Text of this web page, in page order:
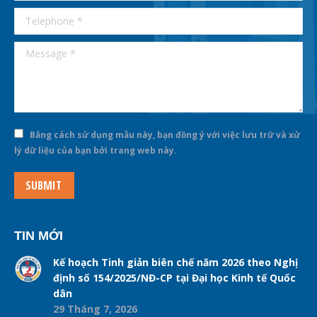
Telephone *
Message *
Bằng cách sử dụng mẫu này, bạn đồng ý với việc lưu trữ và xử
lý dữ liệu của bạn bởi trang web này.
SUBMIT
TIN MỚI
Kế hoạch Tinh giản biên chế năm 2026 theo Nghị
định số 154/2025/NĐ-CP tại Đại học Kinh tế Quốc
dân
29 Tháng 7, 2026